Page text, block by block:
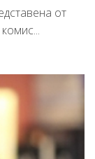
от